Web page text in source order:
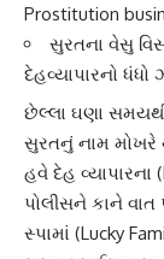
Prostitution
સુરતના વેસુ
દેહવ્યાપારનો ધંધો
છેલ્લા ઘણા
સુરતનું નામ મોખરે
હવે દેહ વ્યાપારના
પોલીસને કાને વાત
સ્પામાં (Lucky